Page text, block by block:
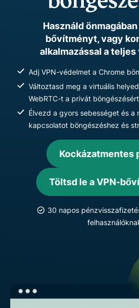
Használd
bővítményt, vagy
alkalmazással a
Adj VPN-védelmet a Chrome
Változtasd meg a virtuális
WebRTC-t a privát böngészésért
Élvezd a gyors sebességet és a
kapcsolatot böngészéshez és
Kockázatmentes
Töltsd le a VPN-
30 napos